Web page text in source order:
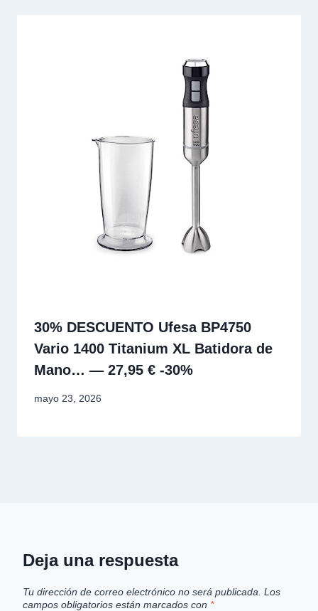
30% DESCUENTO Ufesa BP4750
Vario 1400 Titanium XL Batidora de
Mano… — 27,95 € -30%
mayo 23, 2026
Deja una respuesta
Tu dirección de correo electrónico no será publicada. Los
campos obligatorios están marcados con *